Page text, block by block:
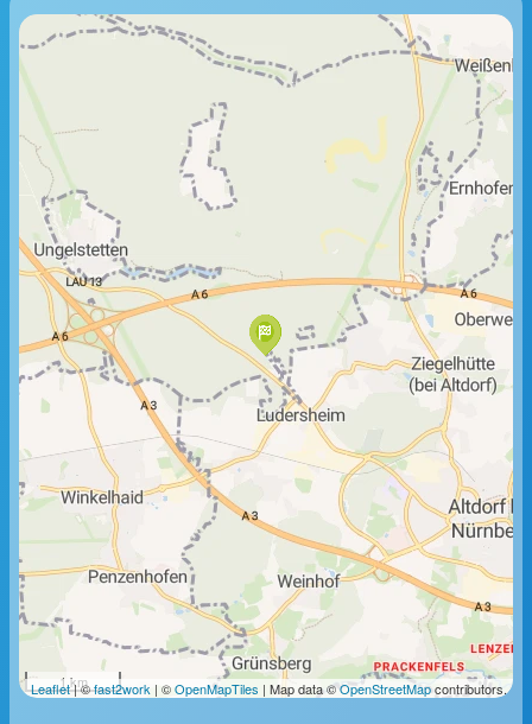
1 km
Leaflet| ©fast2work | ©OpenMapTiles | Map data ©OpenStreetMapcontributors.